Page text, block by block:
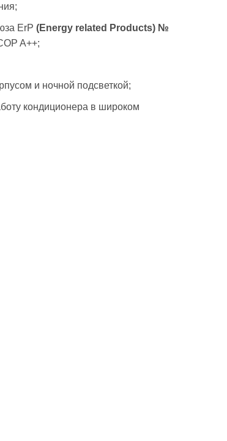
ErP (Energy related Products) №
A++;
и ночной подсветкой;
кондиционера в широком